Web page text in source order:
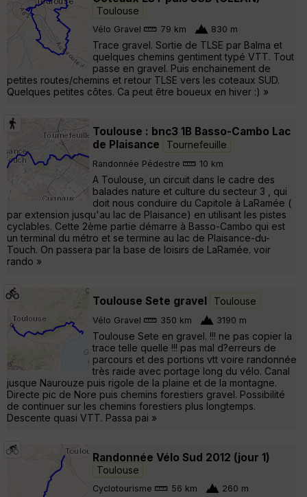
Toulouse
Vélo Gravel 79 km 830 m
Trace gravel. Sortie de TLSE par Balma et
quelques chemins gentiment typé VTT. Tout
passe en gravel. Puis enchainement de
petites routes/chemins et retour TLSE vers les coteaux SUD.
Quelques petites côtes. Ca peut être boueux en hiver :) »
Toulouse : bnc3 1B Basso-Cambo Lac
de Plaisance
Tournefeuille
Randonnée Pédestre 10 km
A Toulouse, un circuit dans le cadre des
balades nature et culture du secteur 3 , qui
doit nous conduire du Capitole à LaRamée (
par extension jusqu'au lac de Plaisance) en utilisant les pistes
cyclables. Cette 2ème partie démarre à Basso-Cambo qui est
un terminal du métro et se termine au lac de Plaisance-du-
Touch. On passera par la base de loisirs de LaRamée. voir
rando »
Toulouse Sete gravel Toulouse
Vélo Gravel 350 km 3190 m
Toulouse Sete en gravel. !!! ne pas copier la
trace telle quelle !!! pas mal d?erreurs de
parcours et des portions vtt voire randonnée
très raide avec portage long du vélo. Canal
jusque Naurouze puis rigole de la plaine et de la montagne.
Directe pic de Nore puis chemins forestiers gravel. Possibilité
de continuer sur les chemins forestiers plus longtemps.
Descente quasi VTT. Passa pai »
Randonnée Vélo Sud 2012 (jour 1)
Toulouse
Cyclotourisme 56 km 260 m